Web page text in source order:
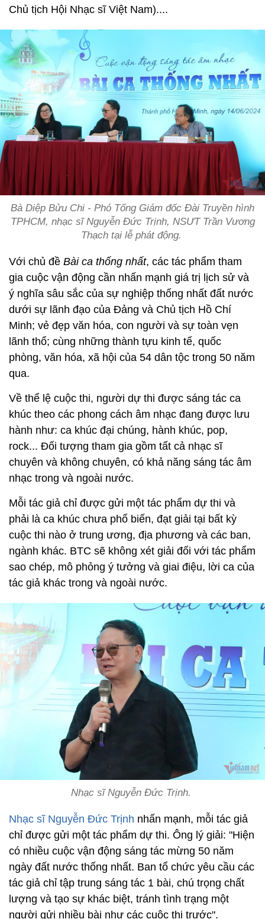
Chủ tịch Hội Nhạc sĩ Việt Nam)....
Bà Diệp Bửu Chi - Phó Tổng Giám đốc Đài Truyền hình
TPHCM, nhạc sĩ Nguyễn Đức Trịnh, NSƯT Trần Vương
Thạch tại lễ phát động.
Với chủ đề Bài ca thống nhất, các tác phẩm tham
gia cuộc vận động cần nhấn mạnh giá trị lịch sử và
ý nghĩa sâu sắc của sự nghiệp thống nhất đất nước
dưới sự lãnh đạo của Đảng và Chủ tịch Hồ Chí
Minh; vẻ đẹp văn hóa, con người và sự toàn vẹn
lãnh thổ; cùng những thành tựu kinh tế, quốc
phòng, văn hóa, xã hội của 54 dân tộc trong 50 năm
qua.
Về thể lệ cuộc thi, người dự thi được sáng tác ca
khúc theo các phong cách âm nhạc đang được lưu
hành như: ca khúc đại chúng, hành khúc, pop,
rock... Đối tượng tham gia gồm tất cả nhạc sĩ
chuyên và không chuyên, có khả năng sáng tác âm
nhạc trong và ngoài nước.
Mỗi tác giả chỉ được gửi một tác phẩm dự thi và
phải là ca khúc chưa phổ biến, đạt giải tại bất kỳ
cuộc thi nào ở trung ương, địa phương và các ban,
ngành khác. BTC sẽ không xét giải đối với tác phẩm
sao chép, mô phỏng ý tưởng và giai điệu, lời ca của
tác giả khác trong và ngoài nước.
Nhạc sĩ Nguyễn Đức Trịnh.
Nhạc sĩ Nguyễn Đức Trịnh nhấn mạnh, mỗi tác giả
chỉ được gửi một tác phẩm dự thi. Ông lý giải: "Hiện
có nhiều cuộc vận động sáng tác mừng 50 năm
ngày đất nước thống nhất. Ban tổ chức yêu cầu các
tác giả chỉ tập trung sáng tác 1 bài, chú trọng chất
lượng và tạo sự khác biệt, tránh tình trạng một
người gửi nhiều bài như các cuộc thi trước".